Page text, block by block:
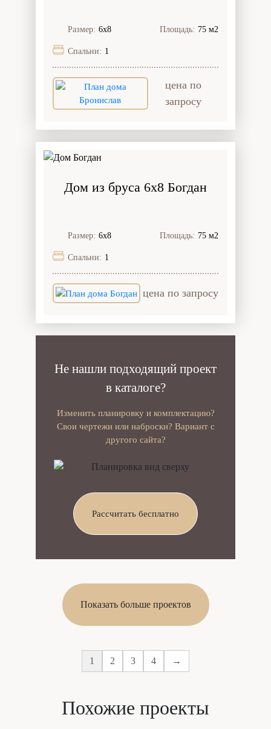
Размер: 6х8 Площадь: 75 м2
Спальни: 1
цена по
запросу
Дом из бруса 6x8 Богдан
Размер: 6х8 Площадь: 75 м2
Спальни: 1
цена по запросу
Не нашли подходящий проект
в каталоге?
Изменить планировку и комплектацию?
Свои чертежи или наброски? Вариант с
другого сайта?
Рассчитать бесплатно
Показать больше проектов
1 2 3 4 →
Похожие проекты